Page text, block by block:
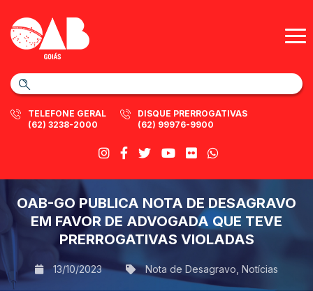
TELEFONE GERAL
(62) 3238-2000
DISQUE PRERROGATIVAS
(62) 99976-9900
OAB-GO PUBLICA NOTA DE DESAGRAVO
EM FAVOR DE ADVOGADA QUE TEVE
PRERROGATIVAS VIOLADAS
13/10/2023 Nota de Desagravo Notícias